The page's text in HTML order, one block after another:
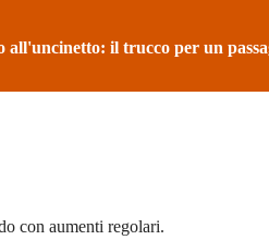
all'uncinetto: il trucco per un
con aumenti regolari.